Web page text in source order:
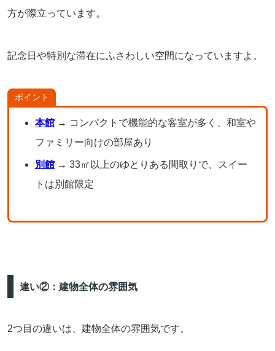
方が際立っています。
記念日や特別な滞在にふさわしい空間になっていますよ。
ポイント
本館→ コンパクトで機能的な客室が多く、和室や
ファミリー向けの部屋あり
別館→ 33㎡以上のゆとりある間取りで、スイー
トは別館限定
違い②：建物全体の雰囲気
2つ目の違いは、建物全体の雰囲気です。